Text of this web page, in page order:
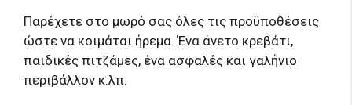
Παρέχετε στο μωρό σας όλες τις προϋποθέσεις
ώστε να κοιμάται ήρεμα. Ένα άνετο κρεβάτι,
παιδικές πιτζάμες, ένα ασφαλές και γαλήνιο
περιβάλλον κ.λπ.